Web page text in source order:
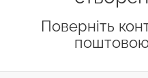
Поверніть